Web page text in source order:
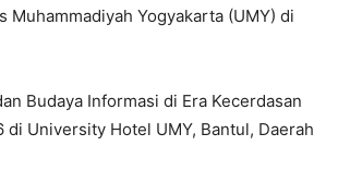
Yogyakarta (UMY) di
Budaya Informasi di Era Kecerdasan
University Hotel UMY, Bantul, Daerah